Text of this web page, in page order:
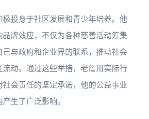
极投身于社区发展和青少年培养。他
品牌效应，不仅为各种慈善活动筹集
己与政府和企业界的联系，推动社会
流动。通过这些举措，老詹用实际行
社会责任的坚定承诺，他的公益事业
生了广泛影响。